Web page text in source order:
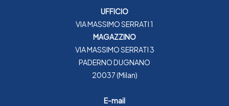
UFFICIO
VIA MASSIMO SERRATI 1
MAGAZZINO
VIA MASSIMO SERRATI 3
PADERNO DUGNANO
20037 (Milan)
E-mail